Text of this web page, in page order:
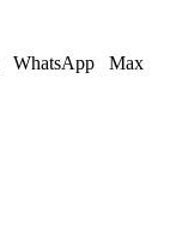
WhatsApp Max